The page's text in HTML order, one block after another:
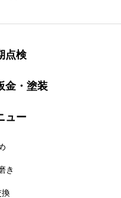
点検
金・塗装
ュー
き
換